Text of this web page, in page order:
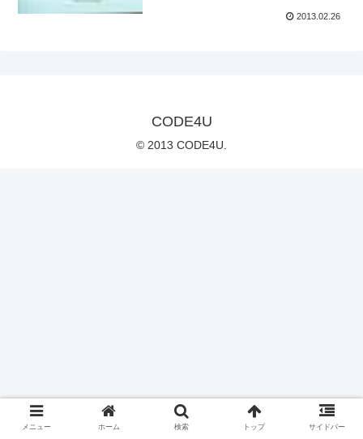
2013.02.26
CODE4U
© 2013 CODE4U.
メニュー ホーム 検索 トップ サイドバー